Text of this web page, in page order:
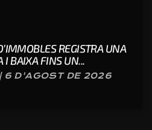
REGISTRA UNA
I BAIXA FINS UN...
6 D'AGOST DE 2026